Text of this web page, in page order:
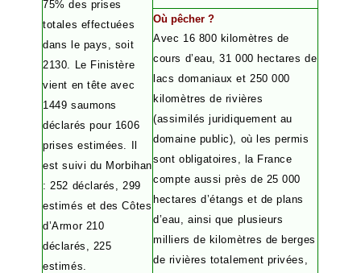
75% des prises
totales effectuées
dans le pays, soit
2130. Le Finistère
vient en tête avec
1449 saumons
déclarés pour 1606
prises estimées. Il
est suivi du Morbihan
: 252 déclarés, 299
estimés et des Côtes
d’Armor 210
déclarés, 225
estimés.
Où pêcher ?
Avec 16 800 kilomètres de
cours d’eau, 31 000 hectares de
lacs domaniaux et 250 000
kilomètres de rivières
(assimilés juridiquement au
domaine public), où les permis
sont obligatoires, la France
compte aussi près de 25 000
hectares d’étangs et de plans
d’eau, ainsi que plusieurs
milliers de kilomètres de berges
de rivières totalement privées,